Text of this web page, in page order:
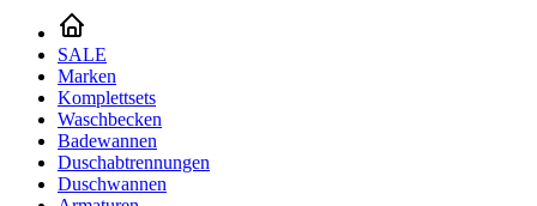
SALE
Marken
Komplettsets
Waschbecken
Badewannen
Duschabtrennungen
Duschwannen